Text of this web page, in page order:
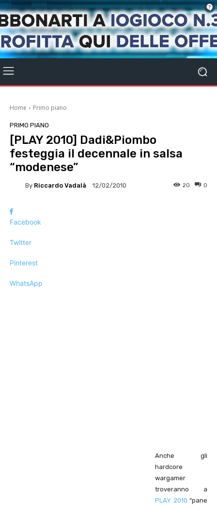
Home Primo piano
PRIMO PIANO
[PLAY 2010] Dadi&Piombo
festeggia il decennale in salsa
“modenese”
By Riccardo Vadalà 12/02/2010 0
20
Facebook
Twitter
Pinterest
WhatsApp
Anche gli
hardcore
wargamer
troveranno a
PLAY 2010 “pane